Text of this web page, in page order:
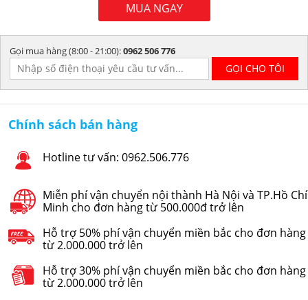
MUA NGAY
Gọi mua hàng (8:00 - 21:00):0962 506 776
Chính sách bán hàng
Hotline tư vấn: 0962.506.776
Miễn phí vận chuyển nội thành Hà Nội và TP.Hồ Chí
Minh cho đơn hàng từ 500.000đ trở lên
Hỗ trợ 50% phí vận chuyển miền bắc cho đơn hàng
từ 2.000.000 trở lên
Hỗ trợ 30% phí vận chuyển miền bắc cho đơn hàng
từ 2.000.000 trở lên